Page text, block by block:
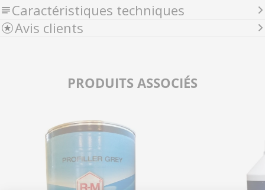
Caractéristiques techniques
Avis clients
PRODUITS ASSOCIÉS